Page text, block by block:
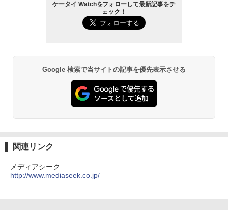
ケータイ Watchをフォローして最新記事をチ
ェック！
Google 検索で当サイトの記事を優先表示させる
関連リンク
メディアシーク
http://www.mediaseek.co.jp/